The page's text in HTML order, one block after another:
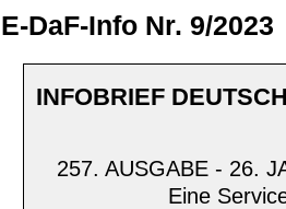
E-DaF-Info Nr. 9/2023
INFOBRIEF
257. AUSGABE - 26.
Eine